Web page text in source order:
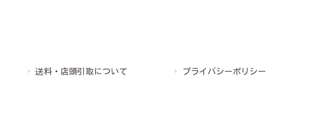
送料・店頭引取について
プライバシーポリシー